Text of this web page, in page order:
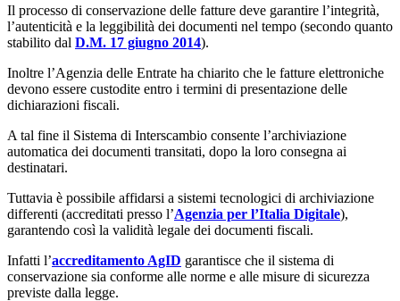
Il processo di conservazione delle fatture deve garantire l’integrità,
l’autenticità e la leggibilità dei documenti nel tempo (secondo quanto
stabilito dal D.M. 17 giugno 2014).
Inoltre l’Agenzia delle Entrate ha chiarito che le fatture elettroniche
devono essere custodite entro i termini di presentazione delle
dichiarazioni fiscali.
A tal fine il Sistema di Interscambio consente l’archiviazione
automatica dei documenti transitati, dopo la loro consegna ai
destinatari.
Tuttavia è possibile affidarsi a sistemi tecnologici di archiviazione
differenti (accreditati presso l’Agenzia per l’Italia Digitale),
garantendo così la validità legale dei documenti fiscali.
Infatti l’accreditamento AgID garantisce che il sistema di
conservazione sia conforme alle norme e alle misure di sicurezza
previste dalla legge.